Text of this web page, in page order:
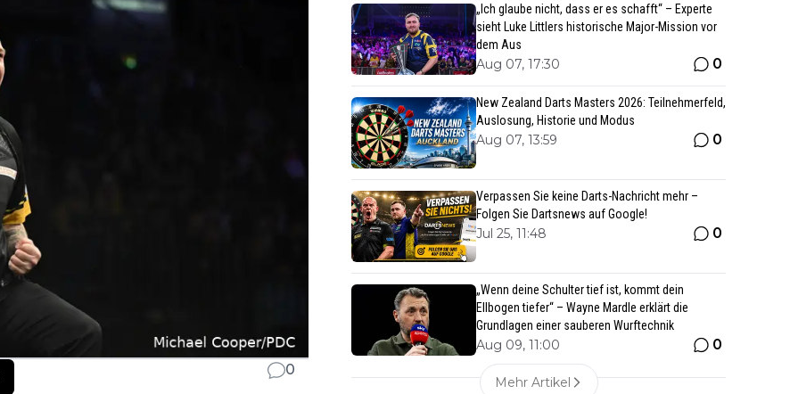
0
„Ich glaube nicht, dass er es schafft“ – Experte
sieht Luke Littlers historische Major-Mission vor
dem Aus
Aug 07, 17:30 0
New Zealand Darts Masters 2026: Teilnehmerfeld,
Auslosung, Historie und Modus
Aug 07, 13:59 0
Verpassen Sie keine Darts-Nachricht mehr –
Folgen Sie Dartsnews auf Google!
Jul 25, 11:48 0
„Wenn deine Schulter tief ist, kommt dein
Ellbogen tiefer“ – Wayne Mardle erklärt die
Grundlagen einer sauberen Wurftechnik
Aug 09, 11:00 0
Mehr Artikel